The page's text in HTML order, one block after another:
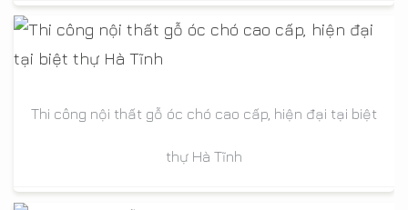
Thi công nội thất gỗ óc chó cao cấp, hiện đại tại biệt
thự Hà Tĩnh